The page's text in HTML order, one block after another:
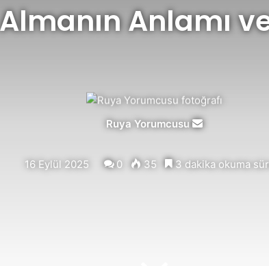
Anlamı
Ruya Yorumcusu
Bir
göndermek
16 Eylül 2025 0 35 3 dakika okuma